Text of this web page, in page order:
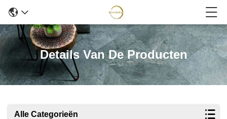
Details Van De Producten
Alle Categorieën